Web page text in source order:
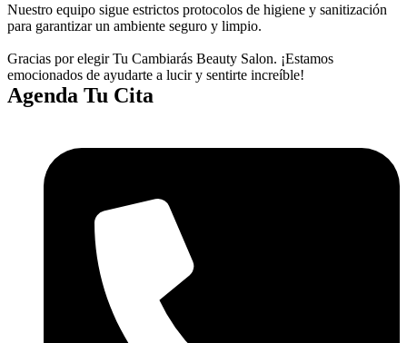
Nuestro equipo sigue estrictos protocolos de higiene y sanitización
para garantizar un ambiente seguro y limpio.
Gracias por elegir Tu Cambiarás Beauty Salon. ¡Estamos
emocionados de ayudarte a lucir y sentirte increíble!
Agenda Tu Cita